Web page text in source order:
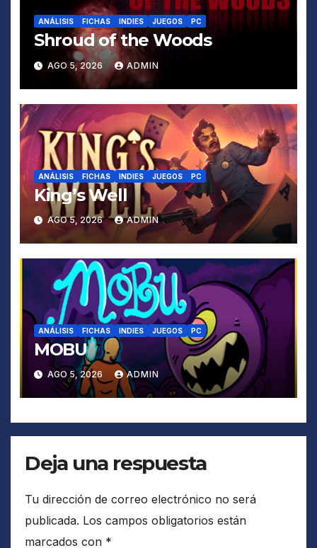
ANÁLISIS FICHAS INDIES JUEGOS PC
Shroud of the Woods
AGO 5, 2026 ADMIN
ANÁLISIS FICHAS INDIES JUEGOS PC
King’s Well
AGO 5, 2026 ADMIN
ANÁLISIS FICHAS INDIES JUEGOS PC
MOBU
AGO 5, 2026 ADMIN
Deja una respuesta
Tu dirección de correo electrónico no será
publicada. Los campos obligatorios están
marcados con *